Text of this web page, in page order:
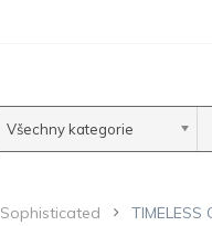
Všechny kategorie
Sophisticated